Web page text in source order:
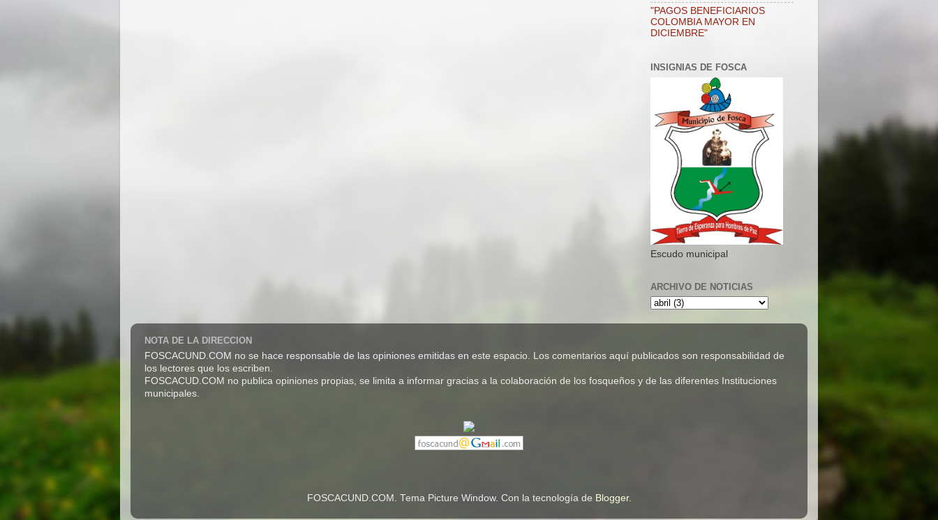
"PAGOS BENEFICIARIOS
COLOMBIA MAYOR EN
DICIEMBRE"
INSIGNIAS DE FOSCA
Escudo municipal
ARCHIVO DE NOTICIAS
NOTA DE LA DIRECCION
FOSCACUND.COM no se hace responsable de las opiniones emitidas en este espacio. Los comentarios aquí publicados son responsabilidad de
los lectores que los escriben.
FOSCACUD.COM no publica opiniones propias, se limita a informar gracias a la colaboración de los fosqueños y de las diferentes Instituciones
municipales.
FOSCACUND.COM. Tema Picture Window. Con la tecnología de Blogger.